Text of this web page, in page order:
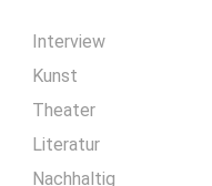
Interview
Kunst
Theater
Literatur
Nachhaltig